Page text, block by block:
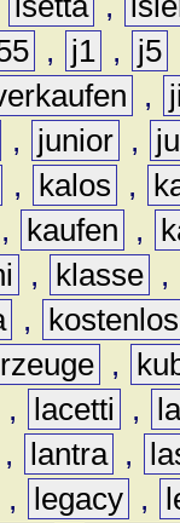
, j1 , j5
,
, junior ,
, kalos ,
, kaufen ,
, klasse ,
,
kostenlos
,
, lacetti ,
, lantra ,
, legacy ,